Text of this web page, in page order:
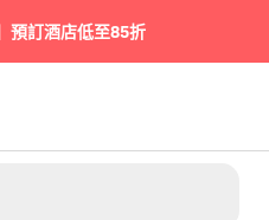
預訂酒店低至85折